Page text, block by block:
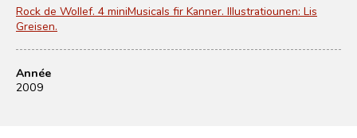
Rock de Wollef. 4 miniMusicals fir Kanner. Illustratiounen: Lis
Greisen.
Année
2009